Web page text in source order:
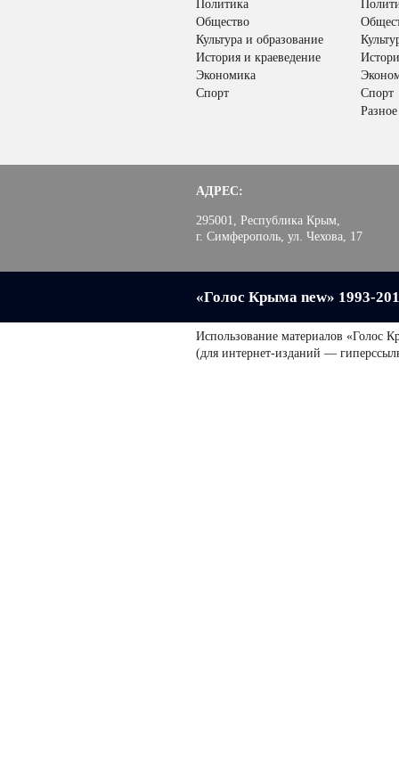
Политика
Общество
Культура и образование
История и краеведение
Экономика
Спорт
Спорт
Разное
АДРЕС:
295001, Республика Крым,
г. Симферополь, ул. Чехова, 17
«Голос Крыма new» 1993-
Использование материалов «Голос
(для интернет-изданий —